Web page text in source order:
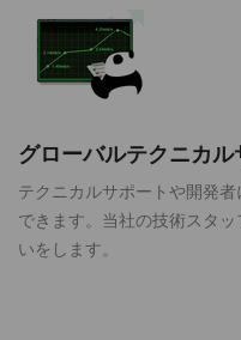
グローバルテクニカル
テクニカルサポートや開発
できます。当社の技術スタ
いをします。